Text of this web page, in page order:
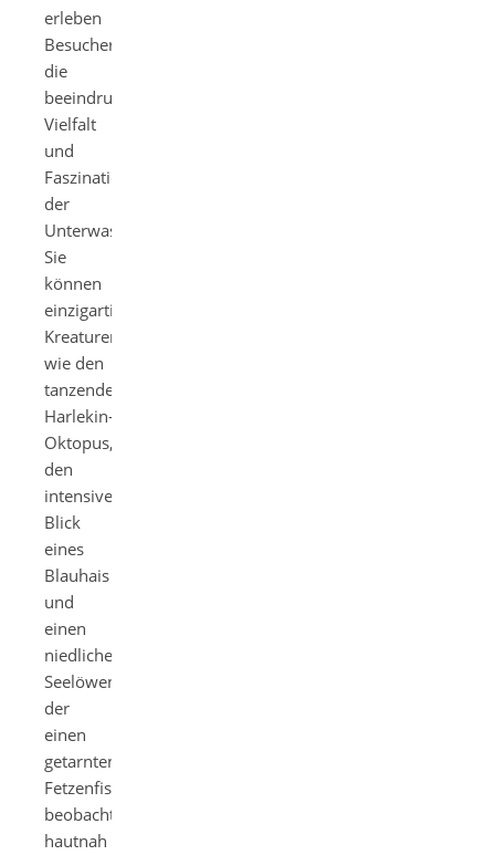
erleben
Besucher
die
beeindruckende
Vielfalt
und
Faszination
der
Unterwasserwelt.
Sie
können
einzigartige
Kreaturen
wie den
tanzenden
Harlekin-
Oktopus,
den
intensiven
Blick
eines
Blauhais
und
einen
niedlichen
Seelöwen,
der
einen
getarnten
Fetzenfisch
beobachtet,
hautnah